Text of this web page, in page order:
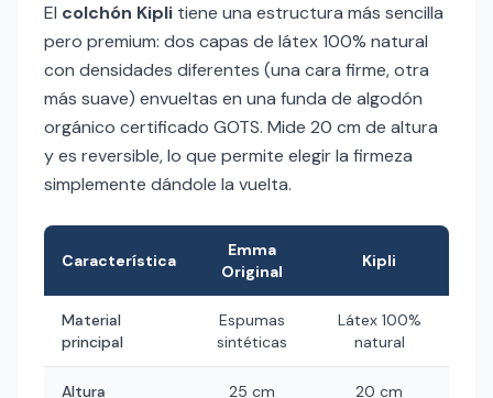
El colchón Kipli tiene una estructura más sencilla
pero premium: dos capas de látex 100% natural
con densidades diferentes (una cara firme, otra
más suave) envueltas en una funda de algodón
orgánico certificado GOTS. Mide 20 cm de altura
y es reversible, lo que permite elegir la firmeza
simplemente dándole la vuelta.
Característica
Emma
Original
Kipli
Material
principal
Espumas
sintéticas
Látex 100%
natural
Altura 25 cm 20 cm